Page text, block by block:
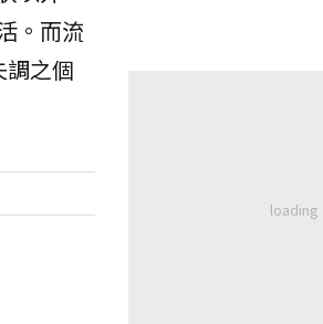
。而流
之個